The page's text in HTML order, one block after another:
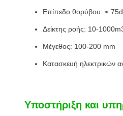
Επίπεδο θορύβου: ≤
Δείκτης ροής: 10-
Μέγεθος: 100-200 mm
Κατασκευή ηλεκτρικών
Υποστήριξη και